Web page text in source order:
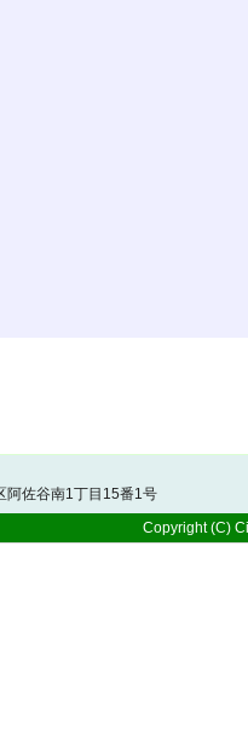
佐谷南1丁目15番1号 電
Copyright (C)